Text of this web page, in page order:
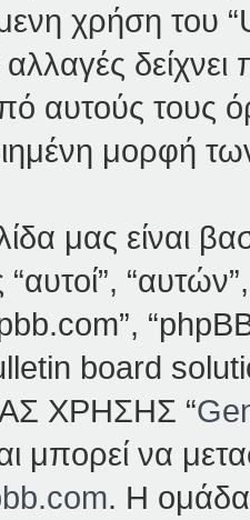
χρήση του
αυτούς τους
μορφή
μας είναι
board
ΧΡΗΣΗΣ “
μπορεί να
. Η ομάδα